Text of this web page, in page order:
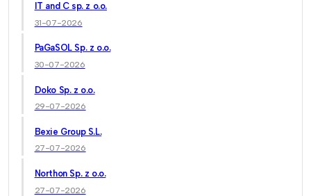
IT and C sp. z o.o.
31-07-2026
PaGaSOL Sp. z o.o.
30-07-2026
Doko Sp. z o.o.
29-07-2026
Bexie Group S.L.
27-07-2026
Northon Sp. z o.o.
27-07-2026